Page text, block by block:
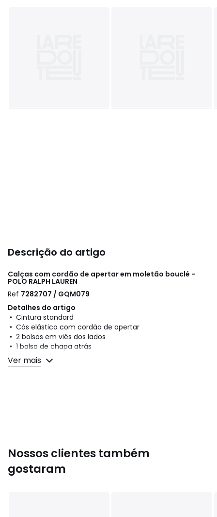
Descrição do artigo
Calças com cordão de apertar em moletão bouclé -
POLO RALPH LAUREN
Ref 7282707 / GQM079
Detalhes do artigo
• Cintura standard
• Cós elástico com cordão de apertar
• 2 bolsos em viés dos lados
• 1 bolso de chapa atrás
• Pónei bordado de lado
• Bases direitas
Tamanhos XS, S, M, L, XL
Ver mais
Nossos clientes também
gostaram